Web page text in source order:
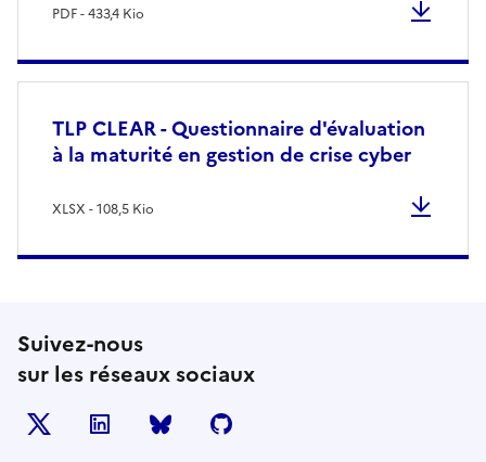
PDF - 433,4 Kio
TLP CLEAR - Questionnaire d'évaluation
à la maturité en gestion de crise cyber
XLSX - 108,5 Kio
Suivez-nous
sur les réseaux sociaux
LinkedIn BlueSky